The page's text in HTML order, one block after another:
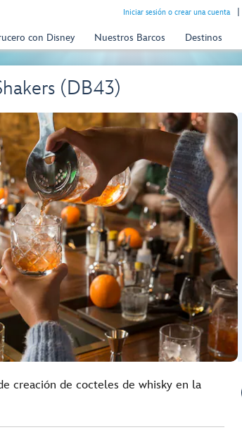
Iniciar sesión o crear una cuenta
con Disney Nuestros Barcos Destinos
(DB43)
creación de cocteles de whisky en la